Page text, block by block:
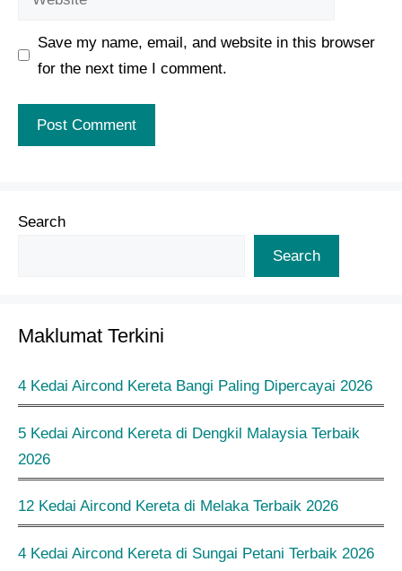
Save my name, email, and website in this browser
for the next time I comment.
Search
Search
Maklumat Terkini
4 Kedai Aircond Kereta Bangi Paling Dipercayai 2026
5 Kedai Aircond Kereta di Dengkil Malaysia Terbaik
2026
12 Kedai Aircond Kereta di Melaka Terbaik 2026
4 Kedai Aircond Kereta di Sungai Petani Terbaik 2026